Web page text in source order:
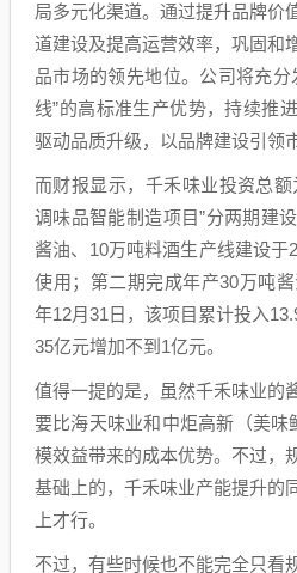
局多元化渠道。通过提升品牌价
道建设及提高运营效率，巩固和
品市场的领先地位。公司将充分
线”的高标准生产优势，持续推
驱动品质升级，以品牌建设引领
而财报显示，千禾味业投资总额
调味品智能制造项目”分两期建
酱油、10万吨料酒生产线建设于
使用；第二期完成年产30万吨
年12月31日，该项目累计投入
35亿元增加不到1亿元。
值得一提的是，虽然千禾味业的
要比海天味业和中炬高新（美味
模效益带来的成本优势。不过，
基础上的，千禾味业产能提升的
上才行。
不过，有些时候也不能完全只看